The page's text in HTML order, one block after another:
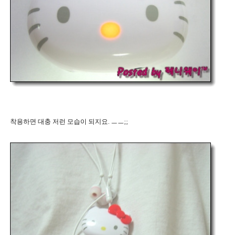
착용하면 대충 저런 모습이 되지요. ㅡㅡ;;